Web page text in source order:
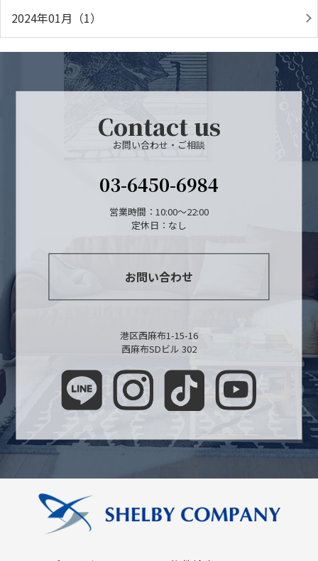
2024年01月（1）
Contact us
お問い合わせ・ご相談
03-6450-6984
営業時間：10:00～22:00
定休日：なし
お問い合わせ
港区西麻布1-15-16
西麻布SDビル 302